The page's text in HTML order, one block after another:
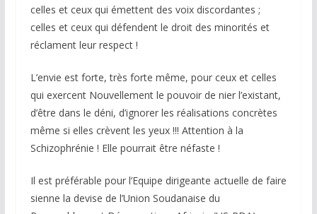
celles et ceux qui émettent des voix discordantes ;
celles et ceux qui défendent le droit des minorités et
réclament leur respect !
L’envie est forte, très forte même, pour ceux et celles
qui exercent Nouvellement le pouvoir de nier l’existant,
d’être dans le déni, d’ignorer les réalisations concrètes
même si elles crèvent les yeux !!! Attention à la
Schizophrénie ! Elle pourrait être néfaste !
Il est préférable pour l’Equipe dirigeante actuelle de faire
sienne la devise de l’Union Soudanaise du